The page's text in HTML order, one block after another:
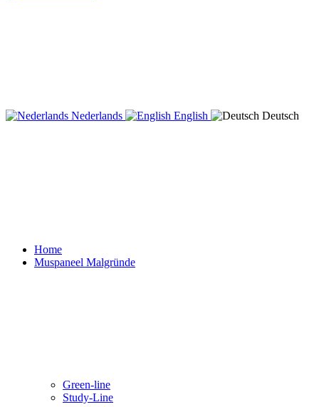
Nederlands English Deutsch
Home
Muspaneel Malgründe
Green-line
Study-Line